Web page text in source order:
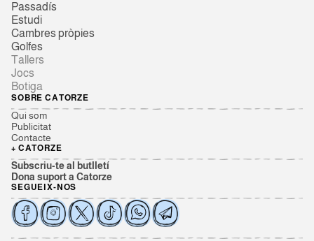
Passadís
Estudi
Cambres pròpies
Golfes
Tallers
Jocs
Botiga
SOBRE CATORZE
Qui som
Publicitat
Contacte
+ CATORZE
Subscriu-te al butlletí
Dona suport a Catorze
SEGUEIX-NOS